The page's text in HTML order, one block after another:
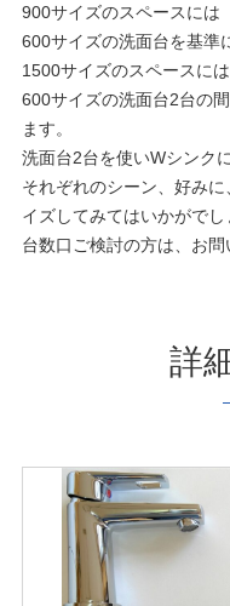
900サイズのスペースには
600サイズの洗面台を基準
1500サイズのスペースには
600サイズの洗面台2台の
ます。
洗面台2台を使いWシンク
それぞれのシーン、好み
イズしてみてはいかがでし
台数口ご検討の方は、お問
詳